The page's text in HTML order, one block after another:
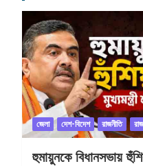
জেলা দেশ-বিদেশ রাজনীতি
হুমায়ুনকে বিধানসভায়